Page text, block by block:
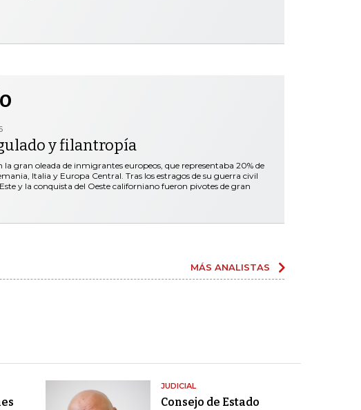
y filantropía
la gran oleada de inmigrantes europeos, que representaba 20% de
Italia y Europa Central. Tras los estragos de su guerra civil
y la conquista del Oeste californiano fueron pivotes de gran
MÁS ANALISTAS
JUDICIAL
Consejo de Estado